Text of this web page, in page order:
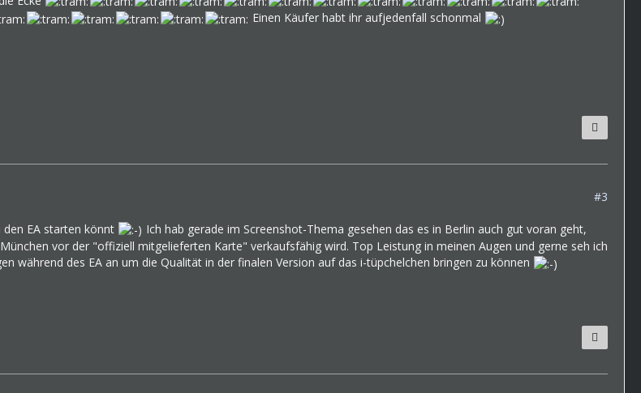
Einen Käufer habt ihr aufjedenfall schonmal
#3
EA starten könnt
Ich hab gerade im Screenshot-Thema gesehen das es in Berlin auch gut voran geht,
vor der "offiziell mitgelieferten Karte" verkaufsfähig wird. Top Leistung in meinen Augen und gerne seh ich
während des EA an um die Qualität in der finalen Version auf das i-tüpchelchen bringen zu können